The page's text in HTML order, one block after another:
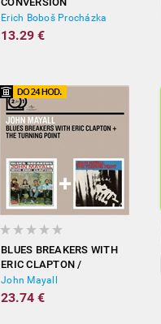
Erich Boboš Procházka
13.29 €
BLUES BREAKERS WITH
ERIC CLAPTON /
TURNING POINT
John Mayall
23.74 €